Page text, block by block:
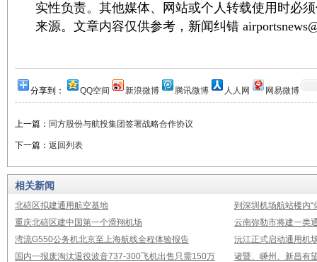
实性负责。其他媒体、网站或个人转载使用时必
来源。文章内容仅供参考，新闻纠错
分享到： QQ空间 新浪微博 腾讯微博 人人网 网易微博
上一篇： 同方股份与航投集团签署战略合作协议
下一篇： 返回列表
相关新闻
北碚区拟建通用航空基地
到深圳机场航站楼内“
重庆北碚区建中国第一个滑翔机场
云南弥勒市将建一类
湾流G550公务机北京至上海航线全程体验报告
沅江正式启动通用机
国内一报废淘汰退役波音737-300飞机出售只需150万
诸暨、嵊州、新昌有